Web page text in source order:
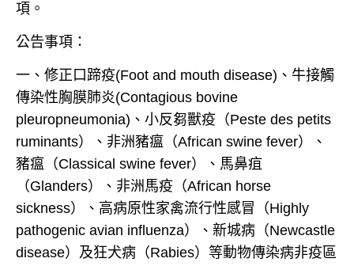
項。
公告事項：
一、修正口蹄疫(Foot and mouth disease) 、牛接觸
傳染性胸膜肺炎(Contagious bovine
pleuropneumonia) 、小反芻獸疫（Peste des petits
ruminants）、非洲豬瘟（African swine fever）、
豬瘟（Classical swine fever）、馬鼻疽
（Glanders）、非洲馬疫（African horse
sickness）、高病原性家禽流行性感冒（Highly
pathogenic avian influenza）、新城病（Newcastle
disease）及狂犬病（Rabies）等動物傳染病非疫區